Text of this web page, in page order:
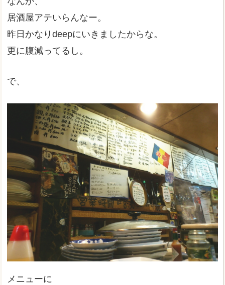
居酒屋アテいらんなー。
昨日かなりdeepにいきましたからな。
更に腹減ってるし。
で、
メニューに